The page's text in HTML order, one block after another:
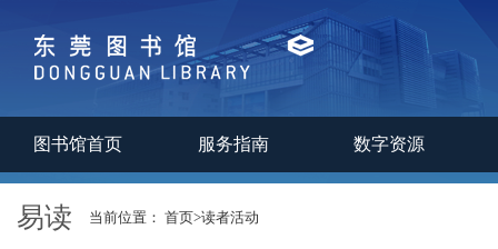
图书馆首页 服务指南 数字资源
易读 当前位置： 首页>读者活动